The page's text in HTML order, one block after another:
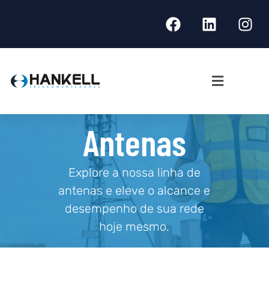
Antenas
Explore a nossa linha de
antenas e eleve o alcance e
desempenho de sua rede
hoje mesmo.